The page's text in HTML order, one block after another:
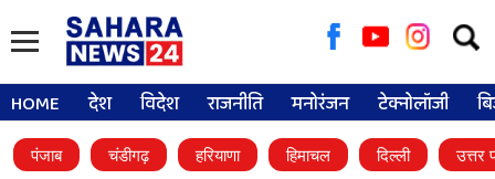
for:
HOME देश विदेश राजनीति मनोरंजन टेक्नोलॉजी
पंजाब चंडीगढ़ हरियाणा हिमाचल दिल्ली उत्तर